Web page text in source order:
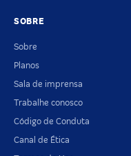
SOBRE
Sobre
Planos
Sala de imprensa
Trabalhe conosco
Código de Conduta
Canal de Ética